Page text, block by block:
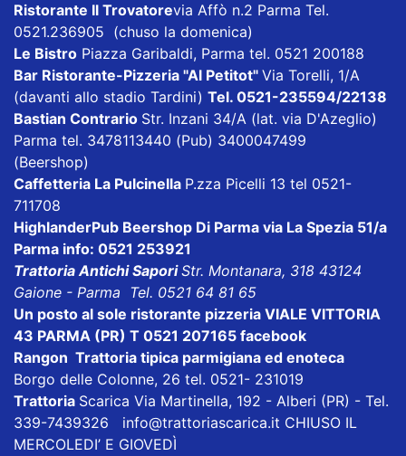
Ristorante Il Trovatorevia Affò n.2 Parma Tel.
0521.236905 (chuso la domenica)
Le Bistro Piazza Garibaldi, Parma tel. 0521 200188
Bar Ristorante-Pizzeria "Al Petitot" Via Torelli, 1/A
(davanti allo stadio Tardini) Tel. 0521-235594/22138
Bastian Contrario Str. Inzani 34/A (lat. via D'Azeglio)
Parma tel. 3478113440 (Pub) 3400047499
(Beershop)
Caffetteria La Pulcinella P.zza Picelli 13 tel 0521-
711708
HighlanderPub Beershop Di Parma via La Spezia 51/a
Parma info: 0521 253921
Trattoria Antichi SaporiStr. Montanara, 318 43124
Gaione - Parma Tel. 0521 64 81 65
Un posto al sole ristorante pizzeria VIALE VITTORIA
43 PARMA (PR) T 0521 207165 facebook
Rangon Trattoria tipica parmigiana ed enoteca
Borgo delle Colonne, 26 tel. 0521- 231019
Trattoria Scarica Via Martinella, 192 - Alberi (PR) - Tel.
339-7439326 info@trattoriascarica.it CHIUSO IL
MERCOLEDI’ E GIOVEDÌ